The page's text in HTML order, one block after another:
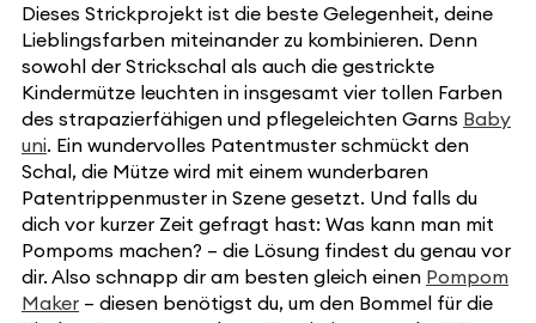
Dieses Strickprojekt ist die beste Gelegenheit, deine
Lieblingsfarben miteinander zu kombinieren. Denn
sowohl der Strickschal als auch die gestrickte
Kindermütze leuchten in insgesamt vier tollen Farben
des strapazierfähigen und pflegeleichten Garns Baby
uni. Ein wundervolles Patentmuster schmückt den
Schal, die Mütze wird mit einem wunderbaren
Patentrippenmuster in Szene gesetzt. Und falls du
dich vor kurzer Zeit gefragt hast: Was kann man mit
Pompoms machen? – die Lösung findest du genau vor
dir. Also schnapp dir am besten gleich einen Pompom
Maker – diesen benötigst du, um den Bommel für die